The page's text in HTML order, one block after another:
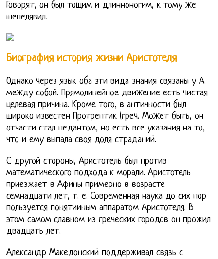
Говорят, он был тощим и длинноногим, к тому же
шепелявил.
Биография история жизни Аристотеля
Однако через язык оба эти вида знания связаны у А.
между собой. Прямолинейное движение есть чистая
целевая причина. Кроме того, в античности был
широко известен Протрептик (греч. Может быть, он
отчасти стал педантом, но есть все указания на то,
что и ему выпала своя доля страданий.
С другой стороны, Аристотель был против
математического подхода к морали. Аристотель
приезжает в Афины примерно в возрасте
семнадцати лет, т. е. Современная наука до сих пор
пользуется понятийным аппаратом Аристотеля. В
этом самом славном из греческих городов он прожил
двадцать лет.
Александр Македонский поддерживал связь с